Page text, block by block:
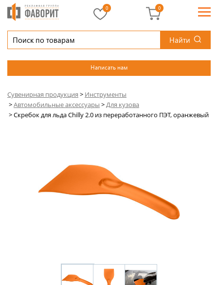
Найти
Написать нам
0 0
Сувенирная продукция > Инструменты
>Автомобильные аксессуары >Для кузова
>Скребок для льда Chilly 2.0 из переработанного ПЭТ, оранжевый